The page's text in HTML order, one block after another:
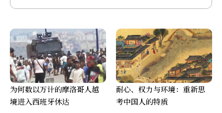
为何数以万计的摩洛哥人越
境进入西班牙休达
耐心、权力与环境：重新思
考中国人的特质